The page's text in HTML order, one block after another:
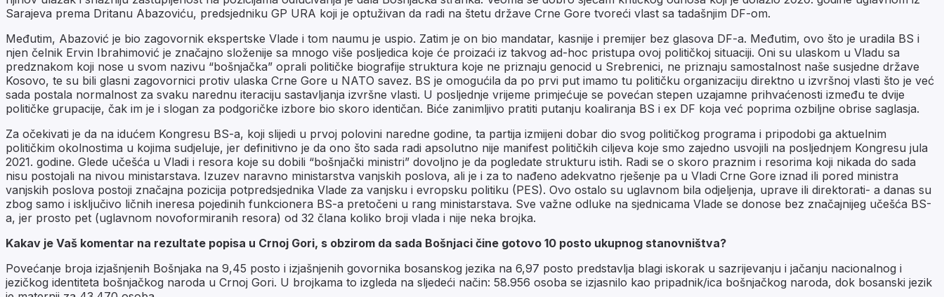
Sarajeva prema Dritanu Abazoviću, predsjedniku GP URA koji je optuživan da radi na štetu države Crne Gore tvoreći vlast sa tadašnjim DF-om.
Međutim, Abazović je bio zagovornik ekspertske Vlade i tom naumu je uspio. Zatim je on bio mandatar, kasnije i premijer bez glasova DF-a. Međutim, ovo što je uradila BS i
njen čelnik Ervin Ibrahimović je značajno složenije sa mnogo više posljedica koje će proizaći iz takvog ad-hoc pristupa ovoj političkoj situaciji. Oni su ulaskom u Vladu sa
predznakom koji nose u svom nazivu “bošnjačka” oprali političke biografije struktura koje ne priznaju genocid u Srebrenici, ne priznaju samostalnost naše susjedne države
Kosovo, te su bili glasni zagovornici protiv ulaska Crne Gore u NATO savez. BS je omogućila da po prvi put imamo tu političku organizaciju direktno u izvršnoj vlasti što je već
sada postala normalnost za svaku narednu iteraciju sastavljanja izvršne vlasti. U posljednje vrijeme primjećuje se povećan stepen uzajamne prihvaćenosti između te dvije
političke grupacije, čak im je i slogan za podgoričke izbore bio skoro identičan. Biće zanimljivo pratiti putanju koaliranja BS i ex DF koja već poprima ozbiljne obrise saglasja.
Za očekivati je da na idućem Kongresu BS-a, koji slijedi u prvoj polovini naredne godine, ta partija izmijeni dobar dio svog političkog programa i pripodobi ga aktuelnim
političkim okolnostima u kojima sudjeluje, jer definitivno je da ono što sada radi apsolutno nije manifest političkih ciljeva koje smo zajedno usvojili na posljednjem Kongresu jula
2021. godine. Glede učešća u Vladi i resora koje su dobili “bošnjački ministri” dovoljno je da pogledate strukturu istih. Radi se o skoro praznim i resorima koji nikada do sada
nisu postojali na nivou ministarstava. Izuzev naravno ministarstva vanjskih poslova, ali je i za to nađeno adekvatno rješenje pa u Vladi Crne Gore iznad ili pored ministra
vanjskih poslova postoji značajna pozicija potpredsjednika Vlade za vanjsku i evropsku politiku (PES). Ovo ostalo su uglavnom bila odjeljenja, uprave ili direktorati- a danas su
zbog samo i isključivo ličnih ineresa pojedinih funkcionera BS-a pretočeni u rang ministarstava. Sve važne odluke na sjednicama Vlade se donose bez značajnijeg učešća BS-
a, jer prosto pet (uglavnom novoformiranih resora) od 32 člana koliko broji vlada i nije neka brojka.
Kakav je Vaš komentar na rezultate popisa u Crnoj Gori, s obzirom da sada Bošnjaci čine gotovo 10 posto ukupnog stanovništva?
Povećanje broja izjašnjenih Bošnjaka na 9,45 posto i izjašnjenih govornika bosanskog jezika na 6,97 posto predstavlja blagi iskorak u sazrijevanju i jačanju nacionalnog i
jezičkog identiteta bošnjačkog naroda u Crnoj Gori. U brojkama to izgleda na sljedeći način: 58.956 osoba se izjasnilo kao pripadnik/ica bošnjačkog naroda, dok bosanski jezik